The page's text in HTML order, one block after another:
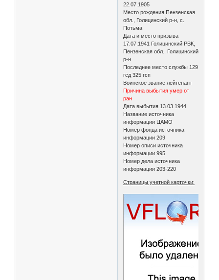
22.07.1905
Место рождения Пензенская
обл., Голицинский р-н, с.
Потьма
Дата и место призыва
17.07.1941 Голицинский РВК,
Пензенская обл., Голицинский
р-н
Последнее место службы 129
гсд 325 гсп
Воинское звание лейтенант
Причина выбытия умер от
ран
Дата выбытия 13.03.1944
Название источника
информации ЦАМО
Номер фонда источника
информации 209
Номер описи источника
информации 995
Номер дела источника
информации 203-220
Страницы учетной карточки: